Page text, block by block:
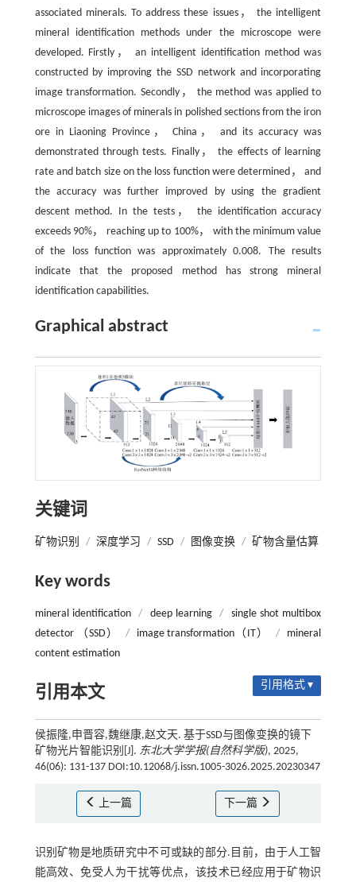
associated minerals. To address these issues， the intelligent
mineral identification methods under the microscope were
developed. Firstly， an intelligent identification method was
constructed by improving the SSD network and incorporating
image transformation. Secondly， the method was applied to
microscope images of minerals in polished sections from the iron
ore in Liaoning Province， China， and its accuracy was
demonstrated through tests. Finally， the effects of learning
rate and batch size on the loss function were determined， and
the accuracy was further improved by using the gradient
descent method. In the tests， the identification accuracy
exceeds 90%， reaching up to 100%， with the minimum value
of the loss function was approximately 0.008. The results
indicate that the proposed method has strong mineral
identification capabilities.
Graphical abstract
关键词
矿物识别 / 深度学习 / SSD / 图像变换 / 矿物含量估算
Key words
mineral identification / deep learning /
single shot multibox
detector （SSD）
/ image transformation（IT） /
mineral
content estimation
引用本文 引用格式 ▾
侯振隆,申晋容,魏继康,赵文天. 基于SSD与图像变换的镜下
矿物光片智能识别[J]. 东北大学学报(自然科学版), 2025,
46(06): 131-137 DOI:10.12068/j.issn.1005-3026.2025.20230347
上一篇 下一篇
识别矿物是地质研究中不可或缺的部分.目前，由于人工智
能高效、免受人为干扰等优点，该技术已经应用于矿物识